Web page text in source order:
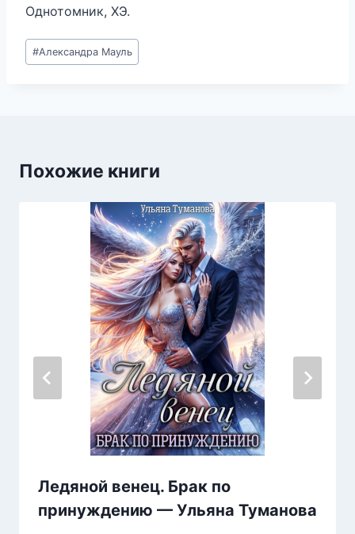
Однотомник, ХЭ.
Метки
записи:
#Александра Мауль
Похожие книги
Ледяной венец. Брак по
принуждению — Ульяна Туманова